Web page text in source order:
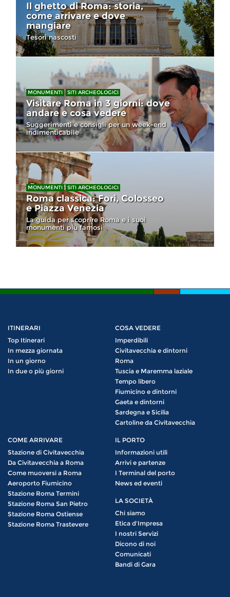
Il ghetto di Roma: storia,
come arrivare e dove
mangiare
Tesori nascosti
MONUMENTI SITI ARCHEOLOGICI
Visitare Roma in 3 giorni: dove
andare e cosa vedere
Suggerimenti e consigli per un week-end
indimenticabile
MONUMENTI SITI ARCHEOLOGICI
Roma classica: Fori, Colosseo
e Piazza Venezia
La guida per scoprire Roma e i suoi
monumenti più famosi
ITINERARI
Top Itinerari
In mezza giornata
In un giorno
In due o più giorni
COSA VEDERE
Imperdibili
Civitavecchia e dintorni
Roma
Tuscia e Maremma laziale
Tempo libero
Fiumicino e dintorni
Gaeta e dintorni
Sardegna e Sicilia
Cartoline da Civitavecchia
COME ARRIVARE
Stazione di Civitavecchia
Da Civitavecchia a Roma
Come muoversi a Roma
Aeroporto Fiumicino
Stazione Roma Termini
Stazione Roma San Pietro
Stazione Roma Ostiense
Stazione Roma Trastevere
IL PORTO
Informazioni utili
Arrivi e partenze
I Terminal del porto
News ed eventi
LA SOCIETÀ
Chi siamo
Etica d'Impresa
I nostri Servizi
Dicono di noi
Comunicati
Bandi di Gara